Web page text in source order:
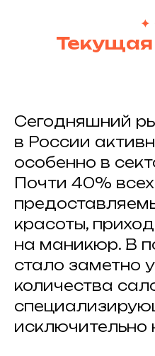
Текущая
Сегодняшний
в России
особенно в
Почти 40% всех
красоты,
на маникюр. В
стало заметно
количества